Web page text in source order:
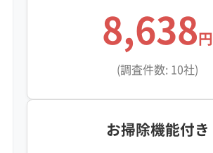
8,638円
(調査件数: 10社)
お掃除機能付き